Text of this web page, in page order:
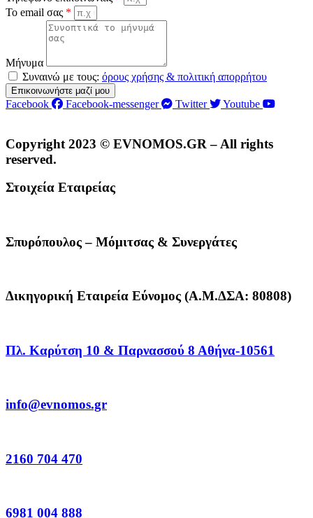
Το email σας *
Μήνυμα
Συναινώ με τους: όρους χρήσης & πολιτική απορρήτου
Επικοινωνήστε μαζί μου
Facebook Facebook-messenger Twitter Youtube
Copyright 2023 © EVNOMOS.GR – All rights
reserved.
Στοιχεία Εταιρείας
Σπυρόπουλος – Μόμιτσας & Συνεργάτες
Δικηγορική Εταιρεία Εύνομος (Α.Μ.ΔΣΑ: 80808)
Πλ. Καρύτση 10 & Παρνασσού 8 Αθήνα-10561
info@evnomos.gr
2160 704 470
6981 004 888